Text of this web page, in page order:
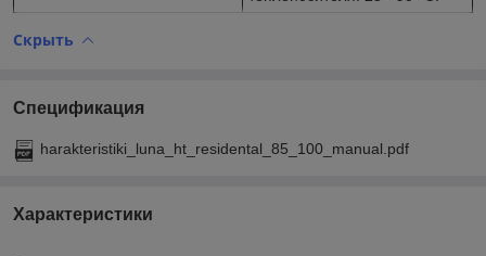
Скрыть
Спецификация
harakteristiki_luna_ht_residental_85_100_manual.pdf
Характеристики